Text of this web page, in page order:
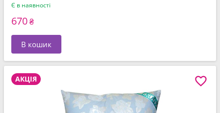
Є в наявності
670₴
В кошик
АКЦІЯ